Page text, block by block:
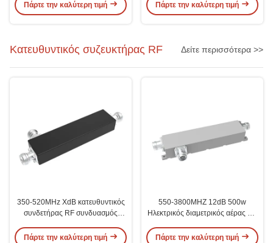
Πάρτε την καλύτερη τιμή Πάρτε την καλύτερη τιμή
Κατευθυντικός συζευκτήρας RF Δείτε περισσότερα >>
350-520MHz XdB κατευθυντικός
συνδετήρας RF συνδυασμός
εξωτερικούς χώρους
Πάρτε την καλύτερη τιμή
550-3800MHZ 12dB 500w
Ηλεκτρικός διαμετρικός αέρας RF
Πάρτε την καλύτερη τιμή